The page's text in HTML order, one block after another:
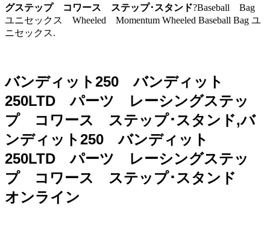
グステップ コワース ステップ･スタンド?Baseball Bag
ユニセックス Wheeled Momentum Wheeled Baseball Bag ユ
ニセックス.
バンディット250 バンディット
250LTD パーツ レーシングステッ
プ コワース ステップ･スタンド,バ
ンディット250 バンディット
250LTD パーツ レーシングステッ
プ コワース ステップ･スタンド
オンライン